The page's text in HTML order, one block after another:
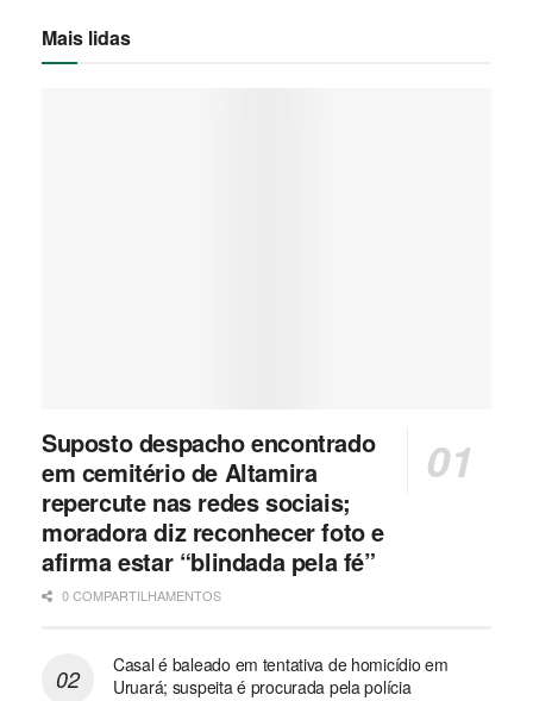
Mais lidas
Suposto despacho encontrado
em cemitério de Altamira
repercute nas redes sociais;
moradora diz reconhecer foto e
afirma estar “blindada pela fé”
0 COMPARTILHAMENTOS
Casal é baleado em tentativa de homicídio em
Uruará; suspeita é procurada pela polícia